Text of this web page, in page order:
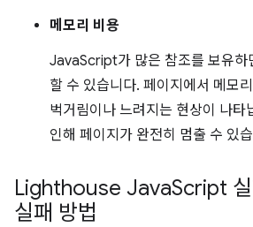
메모리 비용
JavaScript가 많은 참조를 보유하
할 수 있습니다. 페이지에서 메모
벅거림이나 느려지는 현상이 나타
인해 페이지가 완전히 멈출 수 있
Lighthouse JavaScript
실패 방법